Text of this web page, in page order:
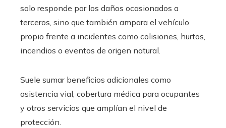
solo responde por los daños ocasionados a
terceros, sino que también ampara el vehículo
propio frente a incidentes como colisiones, hurtos,
incendios o eventos de origen natural.
Suele sumar beneficios adicionales como
asistencia vial, cobertura médica para ocupantes
y otros servicios que amplían el nivel de
protección.